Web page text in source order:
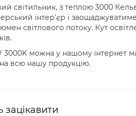
світильник, з теплою 3000
інтер'єр і заощаджуватиме
світлового потоку. Кут
3000K можна у нашому інтернет
всю нашу продукцію.